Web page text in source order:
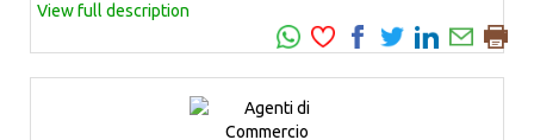
View full description